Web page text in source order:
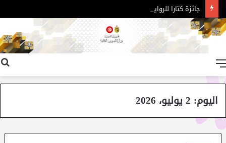
جائزة كتارا للرواية العربية – الدورة 11
اليوم: 2 يوليو، 2026